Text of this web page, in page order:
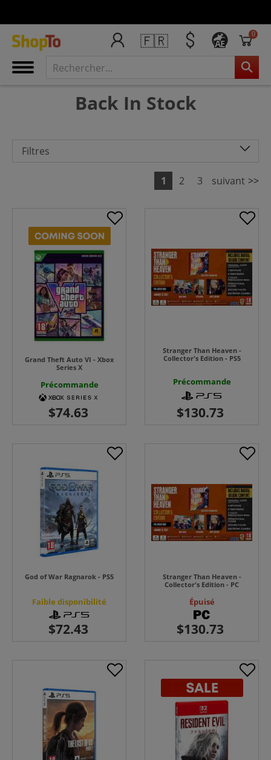
🇫🇷 AE
0
Back In Stock
Filtres
1 2 3 suivant >>
Grand Theft Auto VI - Xbox
Series X
Précommande
Stranger Than Heaven -
Collector's Edition - PS5
Précommande
God of War Ragnarok - PS5
Faible disponibilité
Stranger Than Heaven -
Collector's Edition - PC
Épuisé